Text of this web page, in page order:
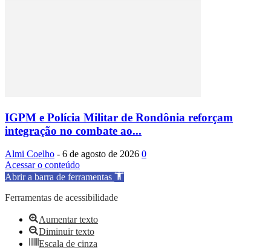
IGPM e Polícia Militar de Rondônia reforçam
integração no combate ao...
Almi Coelho - 6 de agosto de 2026 0
Acessar o conteúdo
Abrir a barra de ferramentas
Ferramentas de acessibilidade
Aumentar texto
Diminuir texto
Escala de cinza